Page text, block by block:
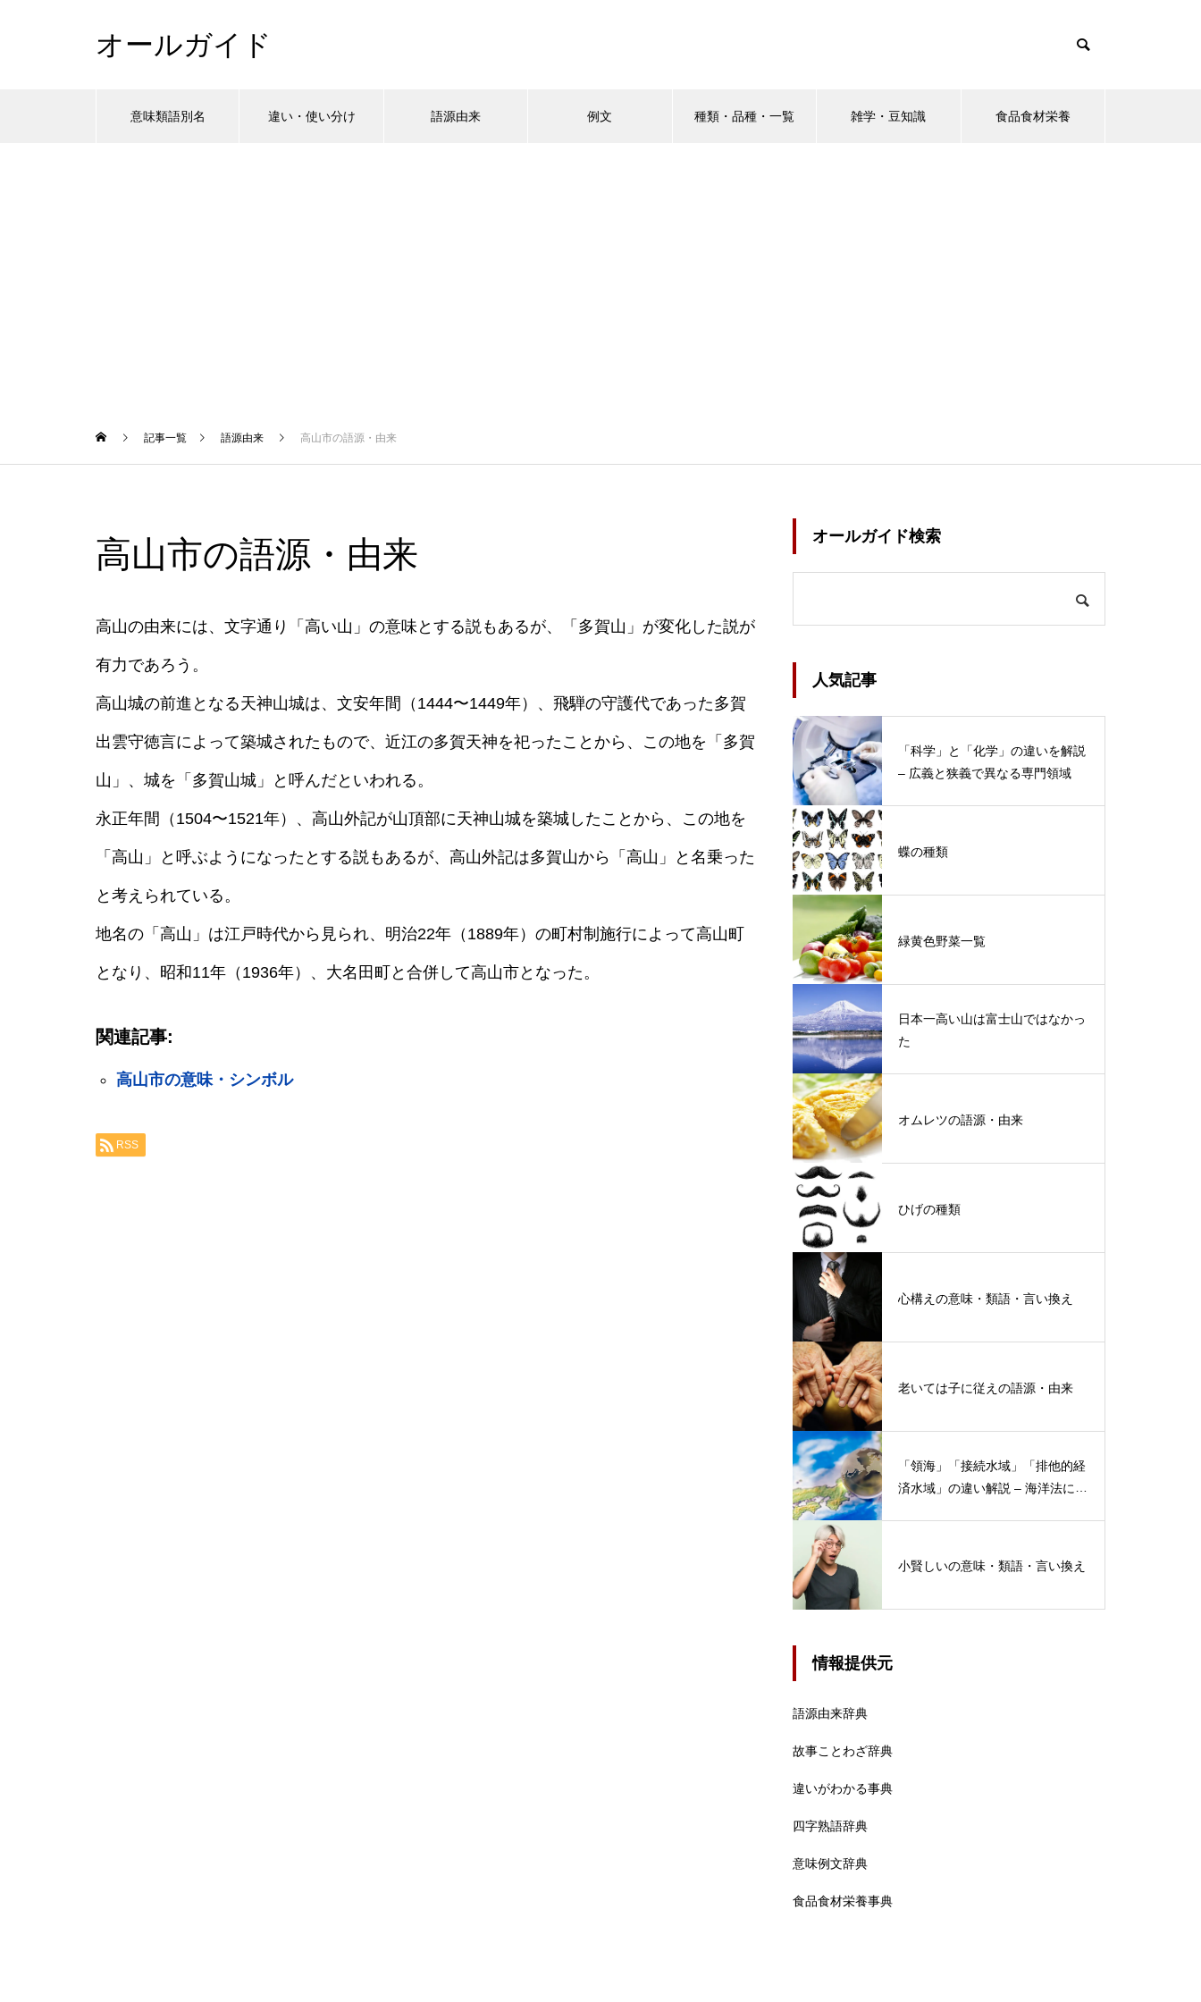
オールガイド
意味類語別名 違い・使い分け 語源由来 例文 種類・品種・一覧 雑学・豆知識 食品食材栄養
記事一覧 語源由来 高山市の語源・由来
高山市の語源・由来
高山の由来には、文字通り「高い山」の意味とする説もあるが、「多賀山」が変化した説が
有力であろう。
高山城の前進となる天神山城は、文安年間（1444〜1449年）、飛騨の守護代であった多賀
出雲守徳言によって築城されたもので、近江の多賀天神を祀ったことから、この地を「多賀
山」、城を「多賀山城」と呼んだといわれる。
永正年間（1504〜1521年）、高山外記が山頂部に天神山城を築城したことから、この地を
「高山」と呼ぶようになったとする説もあるが、高山外記は多賀山から「高山」と名乗った
と考えられている。
地名の「高山」は江戸時代から見られ、明治22年（1889年）の町村制施行によって高山町
となり、昭和11年（1936年）、大名田町と合併して高山市となった。
関連記事:
高山市の意味・シンボル
RSS
オールガイド検索
人気記事
「科学」と「化学」の違いを解説
– 広義と狭義で異なる専門領域
蝶の種類
緑黄色野菜一覧
日本一高い山は富士山ではなかっ
た
オムレツの語源・由来
ひげの種類
心構えの意味・類語・言い換え
老いては子に従えの語源・由来
「領海」「接続水域」「排他的経
済水域」の違い解説 – 海洋法にお
小賢しいの意味・類語・言い換え
情報提供元
語源由来辞典
故事ことわざ辞典
違いがわかる事典
四字熟語辞典
意味例文辞典
食品食材栄養事典